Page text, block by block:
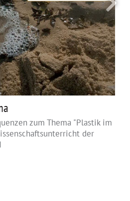
zum Thema "Plastik im
der